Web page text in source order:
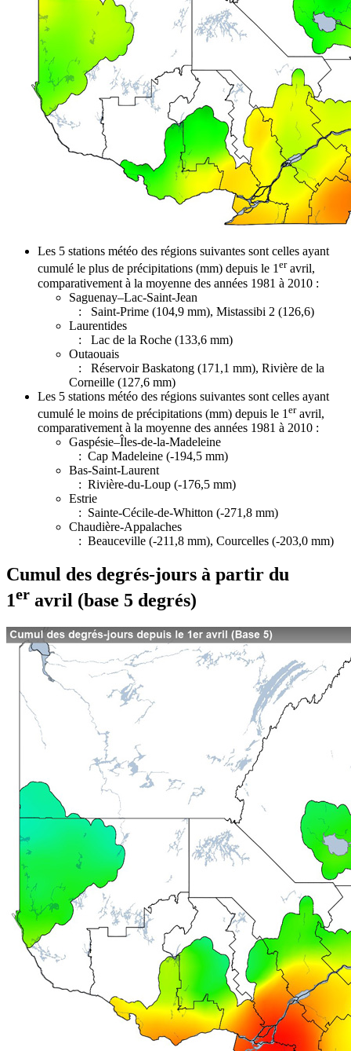
Les 5 stations météo des régions suivantes sont celles ayant
cumulé le plus de précipitations (mm) depuis le 1eravril,
comparativement à la moyenne des années 1981 à 2010 :
Saguenay–Lac-Saint-Jean
: Saint-Prime (104,9 mm), Mistassibi 2 (126,6)
Laurentides
: Lac de la Roche (133,6 mm)
Outaouais
: Réservoir Baskatong (171,1 mm), Rivière de la
Corneille (127,6 mm)
Les 5 stations météo des régions suivantes sont celles ayant
cumulé le moins de précipitations (mm) depuis le 1 eravril,
comparativement à la moyenne des années 1981 à 2010 :
Gaspésie–Îles-de-la-Madeleine
: Cap Madeleine (-194,5 mm)
Bas-Saint-Laurent
: Rivière-du-Loup (-176,5 mm)
Estrie
: Sainte-Cécile-de-Whitton (-271,8 mm)
Chaudière-Appalaches
: Beauceville (-211,8 mm), Courcelles (-203,0 mm)
Cumul des degrés-jours à partir du
1er avril (base 5 degrés)